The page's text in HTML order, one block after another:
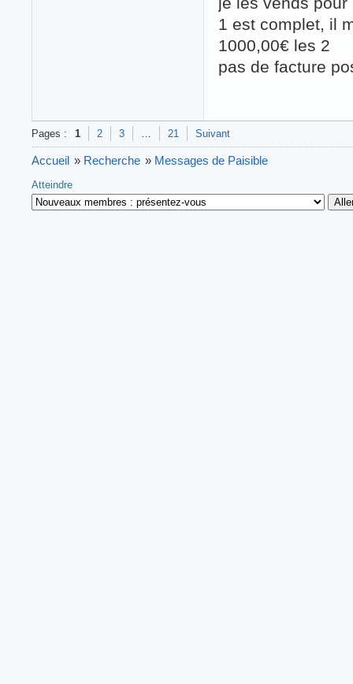
1 est complet, il
1000,00€ les 2
pas de facture
Pages : 1 2 3 21 Suivant
Accueil » Recherche » Messages de Paisible
Atteindre